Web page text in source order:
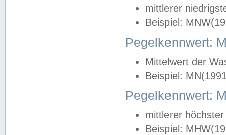
mittlerer
Beispiel:
Pegelkennwert:
Mittelwert der
Beispiel:
Pegelkennwert:
mittlerer
Beispiel: